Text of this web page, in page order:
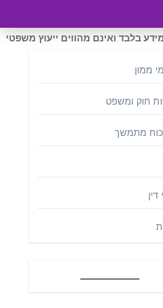
בלבד ואינם מהווים ייעוץ משפטי
ממון
חוק ומשפט
כוח מתמשך